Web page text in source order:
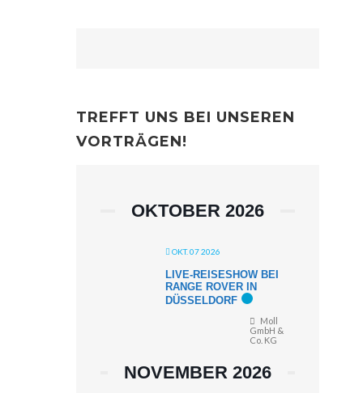
TREFFT UNS BEI UNSEREN
VORTRÄGEN!
OKTOBER 2026
OKT. 07 2026
LIVE-REISESHOW BEI
RANGE ROVER IN
DÜSSELDORF
Moll
GmbH &
Co. KG
NOVEMBER 2026